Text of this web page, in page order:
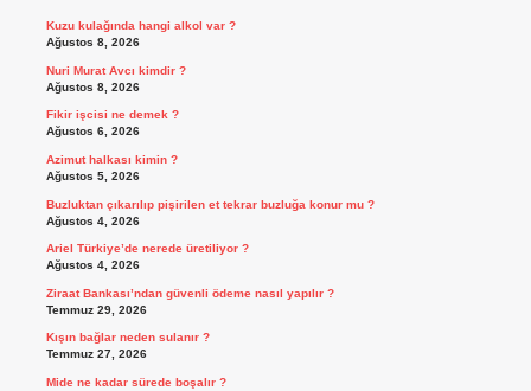
Kuzu kulağında hangi alkol var ?
Ağustos 8, 2026
Nuri Murat Avcı kimdir ?
Ağustos 8, 2026
Fikir işcisi ne demek ?
Ağustos 6, 2026
Azimut halkası kimin ?
Ağustos 5, 2026
Buzluktan çıkarılıp pişirilen et tekrar buzluğa konur mu ?
Ağustos 4, 2026
Ariel Türkiye’de nerede üretiliyor ?
Ağustos 4, 2026
Ziraat Bankası’ndan güvenli ödeme nasıl yapılır ?
Temmuz 29, 2026
Kışın bağlar neden sulanır ?
Temmuz 27, 2026
Mide ne kadar sürede boşalır ?